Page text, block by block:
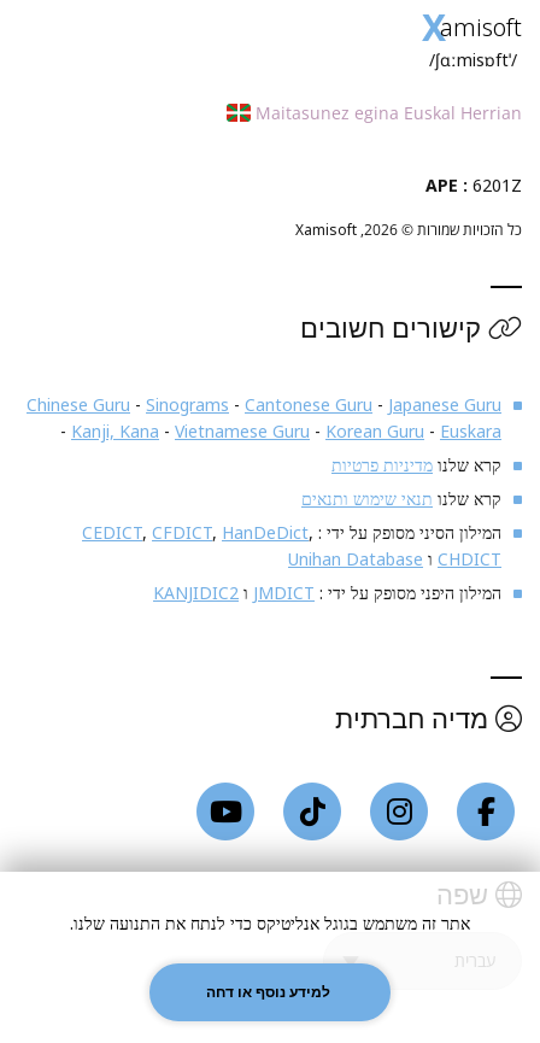
Xamisoft
/ˈʃɑːmisɒft/
Maitasunez egina Euskal Herrian
APE : 6201Z
כל הזכויות שמורות © 2026, Xamisoft
קישורים חשובים
Chinese Guru - Sinograms - Cantonese Guru - Japanese Guru
- Kanji, Kana - Vietnamese Guru - Korean Guru - Euskara
קרא שלנו מדיניות פרטיות
קרא שלנו תנאי שימוש ותנאים
המילון הסיני מסופק על ידי :
CEDICT, CFDICT, HanDeDict,
CHDICT ו Unihan Database
המילון היפני מסופק על ידי : JMDICT ו KANJIDIC2
מדיה חברתית
שפה
אתר זה משתמש בגוגל אנליטיקס כדי לנתח את התנועה שלנו.
למידע נוסף או דחה